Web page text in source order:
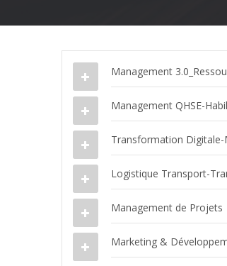
Management
Management QHSE-
Transformation
Logistique Transport-
Management de Projets
Marketing &